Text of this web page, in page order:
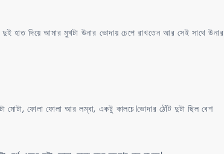
২
দিয়ে আমার মুখটা উনার ভোদায় চেপে রাখতেন আর সেই সাথে উনার
মোটা, ফোলা ফোলা আর লম্বা, একটু কালচে।ভোদার ঠোঁট দুটা ছিল বেশ